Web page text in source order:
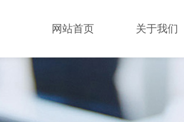
网站首页 关于我们